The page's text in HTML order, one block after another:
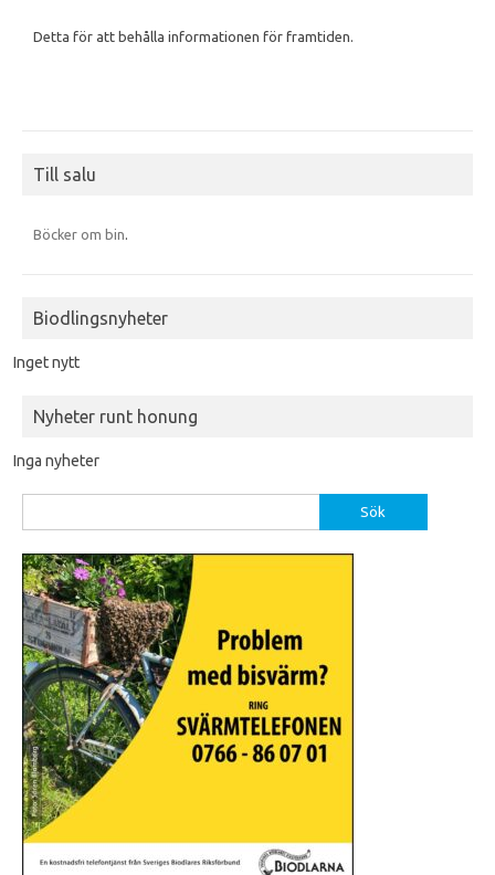
Detta för att behålla informationen för framtiden.
Till salu
Böcker om bin.
Biodlingsnyheter
Inget nytt
Nyheter runt honung
Inga nyheter
efter: